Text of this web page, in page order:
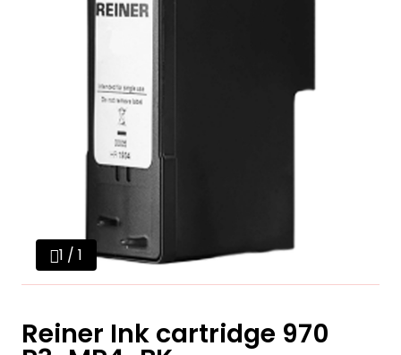
1 / 1
Reiner Ink cartridge 970